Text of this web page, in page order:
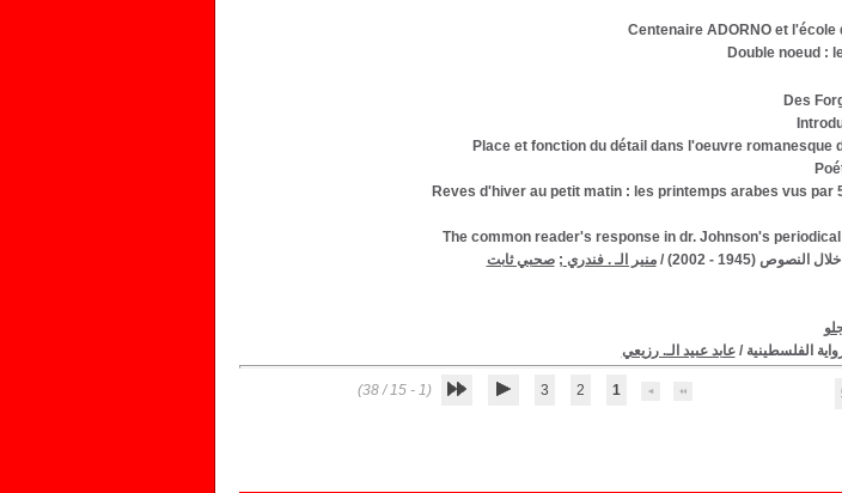
Centenaire ADORNO et
Double noeud :
Des
Place et fonction du détail dans l'oeuvre romanesque
Reves d'hiver au petit matin : les printemps arabes vus par
The common reader's response in dr. Johnson's
(1945 - 2002)
/منير الـ . فندري ;صحبي ثابت
الفلسطينية /عابد عبيد الـ. رزيعي
1
2
3
(1 - 15 / 38)